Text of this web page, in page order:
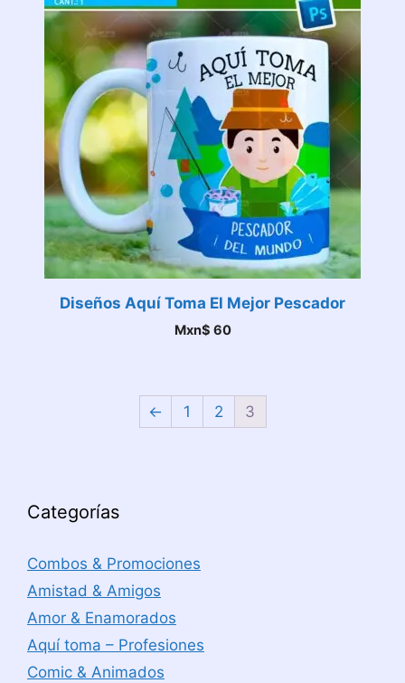
Diseños Aquí Toma El Mejor Pescador
Mxn$ 60
← 1 2 3
Categorías
Combos & Promociones
Amistad & Amigos
Amor & Enamorados
Aquí toma – Profesiones
Comic & Animados